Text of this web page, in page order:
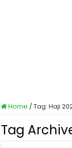
Home /Tag:Haji
Tag